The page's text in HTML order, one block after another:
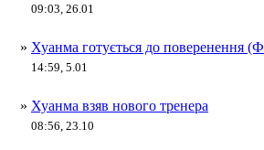
09:03, 26.01
» Хуанма готується до поверенення
14:59, 5.01
» Хуанма взяв нового тренера
08:56, 23.10